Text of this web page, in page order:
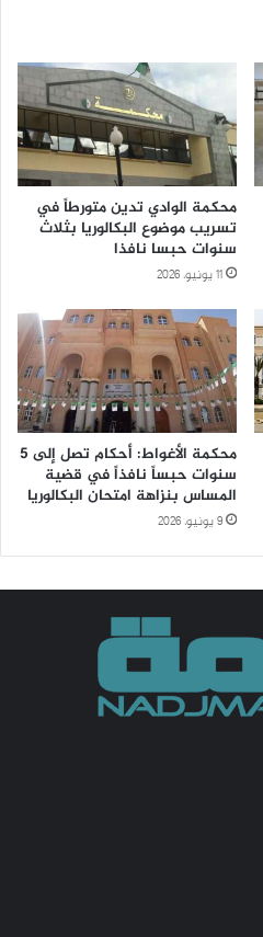
محكمة الوادي تدين متورطاً في
تسريب موضوع البكالوريا بثلاث
سنوات حبسا نافذا
11 يونيو، 2026
محكمة الأغواط: أحكام تصل إلى 5
سنوات حبساً نافذاً في قضية
المساس بنزاهة امتحان البكالوريا
9 يونيو، 2026